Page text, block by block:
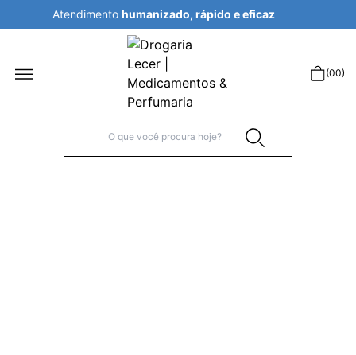
Atendimentohumanizado, rápido e eficaz
(00)